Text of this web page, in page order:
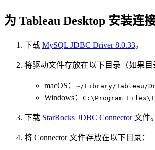
为 Tableau Desktop 安装连
下载 MySQL JDBC Driver 8.0.33。
将驱动文件存放在以下目录（如果目
macOS： ~/Library/Tableau/
Windows： C:\Program
下载 StarRocks JDBC Connector文件。
将 Connector 文件存放在以下目录：